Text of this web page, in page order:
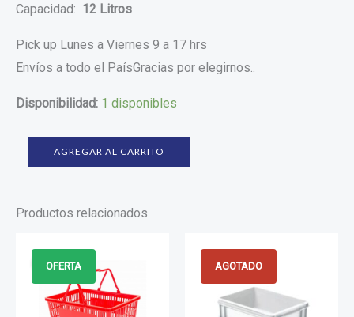
Capacidad: 12 Litros
Pick up Lunes a Viernes 9 a 17 hrs
Envíos a todo el PaísGracias por elegirnos..
Disponibilidad: 1 disponibles
AGREGAR AL CARRITO
Productos relacionados
¡Oferta!
OFERTA
¡Oferta!
precio
original
era:
$351.
precio
actual
es:
$280.
AGOTADO